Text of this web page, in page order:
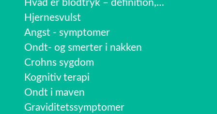
Hvad er blodtryk – definition,…
Hjernesvulst
Angst - symptomer
Ondt- og smerter i nakken
Crohns sygdom
Kognitiv terapi
Ondt i maven
Graviditetssymptomer